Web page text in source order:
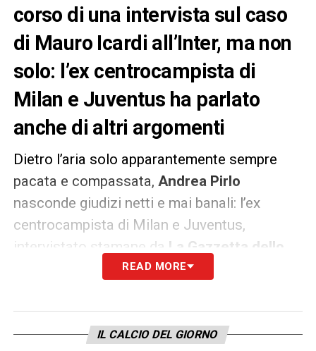
corso di una intervista sul caso
di Mauro Icardi all’Inter, ma non
solo: l’ex centrocampista di
Milan e Juventus ha parlato
anche di altri argomenti
Dietro l’aria solo apparantemente sempre
pacata e compassata, Andrea Pirlo
nasconde giudizi netti e mai banali: l’ex
centrocampista di Milan e Juventus,
intervistato stamane da La Gazzetta dello
, ha detto la sua sui vari argomenti del
arcinota vicenda diMauro Icardi, di ritorno
all’Interdopo quasi due mesi di polemiche
READ MORE
IL CALCIO DEL GIORNO